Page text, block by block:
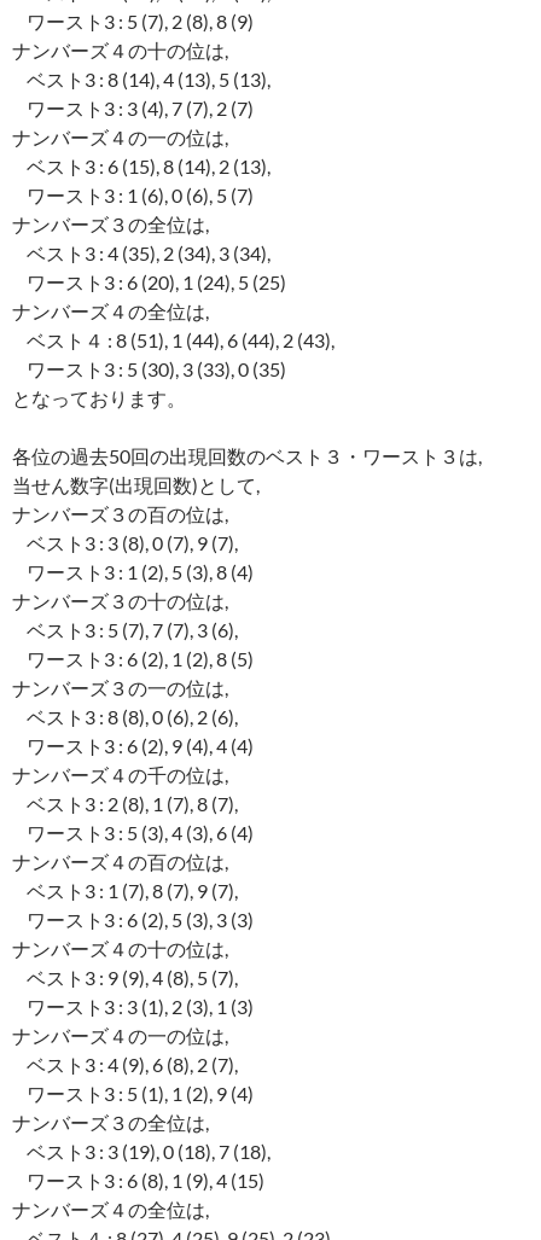
ワースト3 : 5 (7), 2 (8), 8 (9)
ナンバーズ４の十の位は,
ベスト3 : 8 (14), 4 (13), 5 (13),
ワースト3 : 3 (4), 7 (7), 2 (7)
ナンバーズ４の一の位は,
ベスト3 : 6 (15), 8 (14), 2 (13),
ワースト3 : 1 (6), 0 (6), 5 (7)
ナンバーズ３の全位は,
ベスト3 : 4 (35), 2 (34), 3 (34),
ワースト3 : 6 (20), 1 (24), 5 (25)
ナンバーズ４の全位は,
ベスト４ : 8 (51), 1 (44), 6 (44), 2 (43),
ワースト3 : 5 (30), 3 (33), 0 (35)
となっております。
各位の過去50回の出現回数のベスト３・ワースト３は,
当せん数字(出現回数)として,
ナンバーズ３の百の位は,
ベスト3 : 3 (8), 0 (7), 9 (7),
ワースト3 : 1 (2), 5 (3), 8 (4)
ナンバーズ３の十の位は,
ベスト3 : 5 (7), 7 (7), 3 (6),
ワースト3 : 6 (2), 1 (2), 8 (5)
ナンバーズ３の一の位は,
ベスト3 : 8 (8), 0 (6), 2 (6),
ワースト3 : 6 (2), 9 (4), 4 (4)
ナンバーズ４の千の位は,
ベスト3 : 2 (8), 1 (7), 8 (7),
ワースト3 : 5 (3), 4 (3), 6 (4)
ナンバーズ４の百の位は,
ベスト3 : 1 (7), 8 (7), 9 (7),
ワースト3 : 6 (2), 5 (3), 3 (3)
ナンバーズ４の十の位は,
ベスト3 : 9 (9), 4 (8), 5 (7),
ワースト3 : 3 (1), 2 (3), 1 (3)
ナンバーズ４の一の位は,
ベスト3 : 4 (9), 6 (8), 2 (7),
ワースト3 : 5 (1), 1 (2), 9 (4)
ナンバーズ３の全位は,
ベスト3 : 3 (19), 0 (18), 7 (18),
ワースト3 : 6 (8), 1 (9), 4 (15)
ナンバーズ４の全位は,